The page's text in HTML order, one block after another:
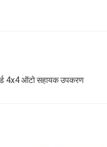
4x4 ऑटो सहायक उपकरण